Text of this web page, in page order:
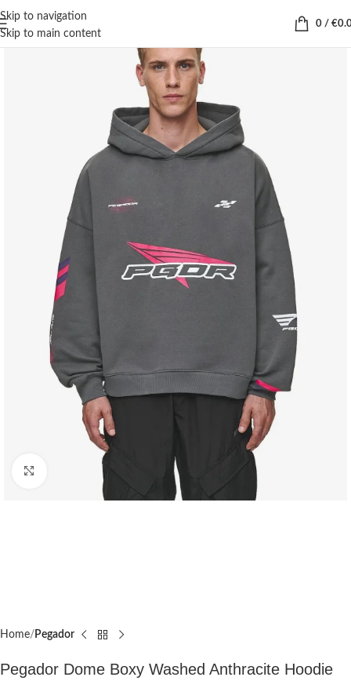
Skip to navigation
Skip to main content
0 / €
Click to enlarge
Home Pegador​
Pegador Dome Boxy Washed Anthracite Hoodie